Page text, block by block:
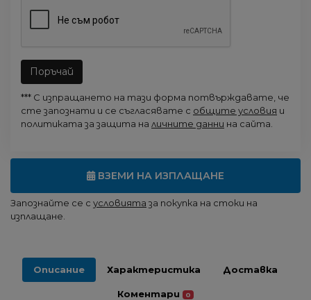
Поръчай
*** С изпращането на тази форма потвърждавате, че
сте запознати и се съгласявате с общите условия и
политиката за защита на личните данни на сайта.
ВЗЕМИ НА ИЗПЛАЩАНЕ
Запознайте се с условията за покупка на стоки на
изплащане.
Описание Характеристика Доставка
Коментари 0